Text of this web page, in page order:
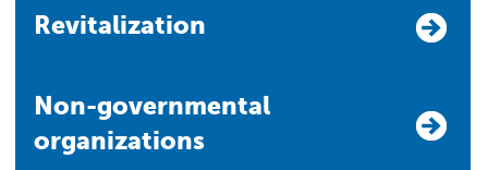
Revitalization
Non-governmental
organizations